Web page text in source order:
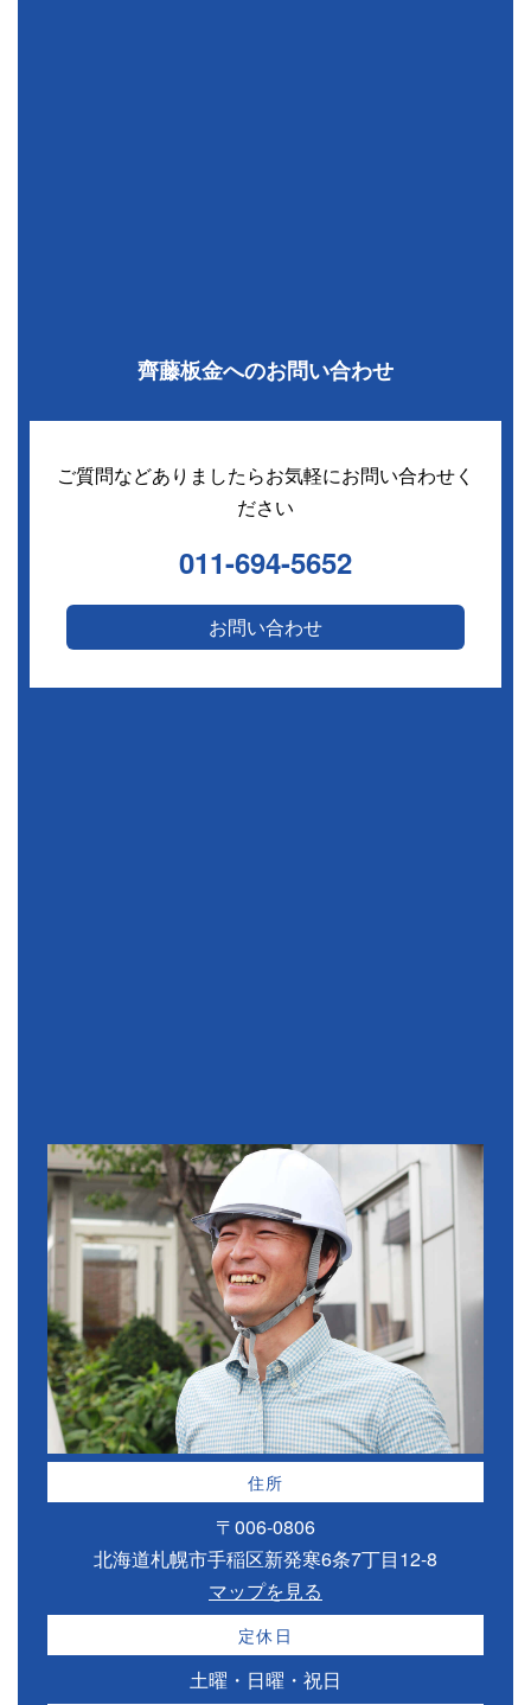
齊藤板金へのお問い合わせ
ご質問などありましたらお気軽にお問い合わせく
ださい
011-694-5652
お問い合わせ
住所
〒006-0806
北海道札幌市手稲区新発寒6条7丁目12-8
マップを見る
定休日
土曜・日曜・祝日